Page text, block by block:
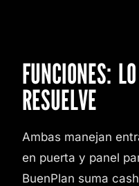
FUNCIONES:
RESUELVE
Ambas manejan
en puerta y panel
BuenPlan suma